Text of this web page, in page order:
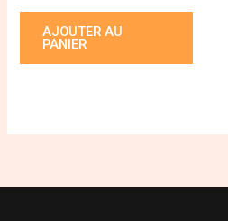
AJOUTER AU
PANIER